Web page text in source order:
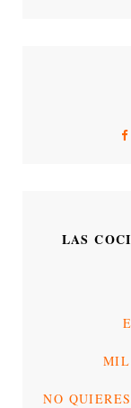
LAS
MIL
NO